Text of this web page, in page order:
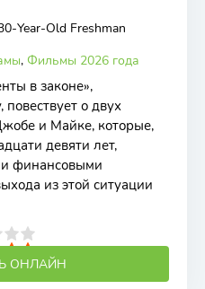
Year-Old Freshman
, Фильмы 2026 года
в законе»,
о двух
и Майке, которые,
девяти лет,
финансовыми
из этой ситуации
ОНЛАЙН